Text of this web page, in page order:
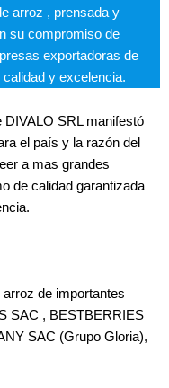
arroz , prensada y
su compromiso de
exportadoras de
y excelencia.
DIVALO SRL manifestó
el país y la razón del
a mas grandes
de calidad garantizada
de importantes
SAC , BESTBERRIES
SAC (Grupo Gloria),